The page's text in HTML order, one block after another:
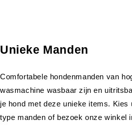
Unieke Manden
Comfortabele hondenmanden van
wasmachine wasbaar zijn en
je hond met deze unieke items. Kies
type manden of bezoek onze winkel